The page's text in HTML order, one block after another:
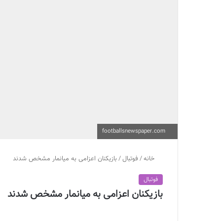
خانه/ فوتبال/ بازیکنان اعزامی به میانمار مشخص شدند
فوتبال
بازیکنان اعزامی به میانمار مشخص شدند